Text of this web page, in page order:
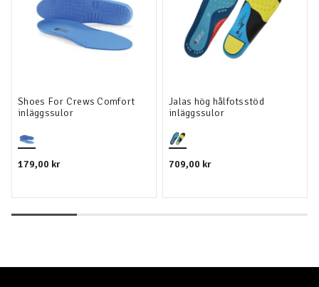
Shoes For Crews Comfort
inläggssulor
179,00 kr
Jalas hög hålfotsstöd
inläggssulor
709,00 kr